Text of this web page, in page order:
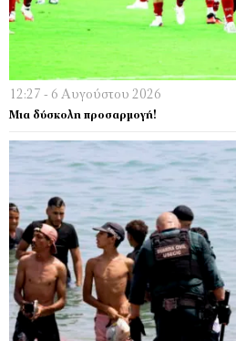
12:27 - 6 Αυγούστου 2026
Μια δύσκολη προσαρμογή!